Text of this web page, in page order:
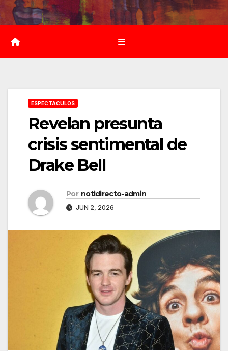
Saltar
al
contenido
ESPECTACULOS
Revelan presunta
crisis sentimental de
Drake Bell
Por notidirecto-admin
JUN 2, 2026